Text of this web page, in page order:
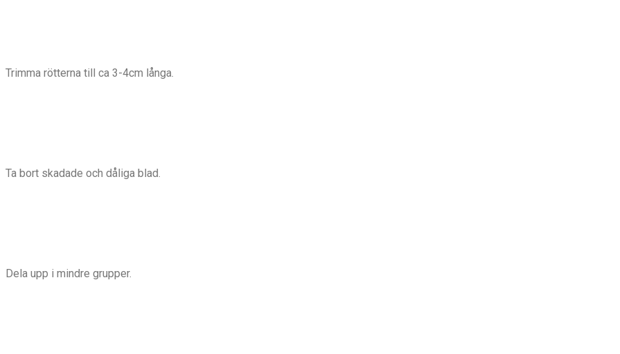
Trimma rötterna till ca 3-4cm långa.
Ta bort skadade och dåliga blad.
Dela upp i mindre grupper.